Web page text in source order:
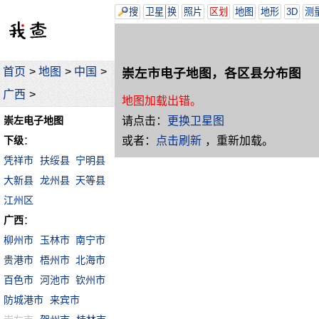
首页 > 地图 > 中国 >
广西 >
崇左电子地图
下级：
凭祥市 扶绥县 宁明县
大新县 龙州县 天等县
江州区
广西：
柳州市
玉林市 南宁市
贵港市 梧州市 北海市
百色市 河池市 钦州市
防城港市 来宾市
搜 卫星 换 照片 区划 地图 地形 3D 测
崇左市电子地图，各区县分布图
地图加载出错。
请点击：
更换卫星图
或者：
点击刷新 ，重新加载。